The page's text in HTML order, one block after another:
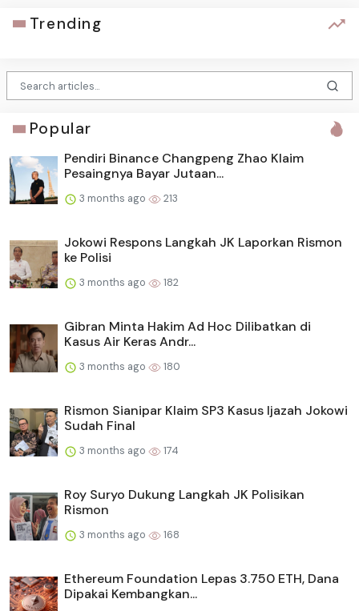
Trending
Popular
Pendiri Binance Changpeng Zhao Klaim
Pesaingnya Bayar Jutaan...
3 months ago 213
Jokowi Respons Langkah JK Laporkan Rismon
ke Polisi
3 months ago 182
Gibran Minta Hakim Ad Hoc Dilibatkan di
Kasus Air Keras Andr...
3 months ago 180
Rismon Sianipar Klaim SP3 Kasus Ijazah Jokowi
Sudah Final
3 months ago 174
Roy Suryo Dukung Langkah JK Polisikan
Rismon
3 months ago 168
Ethereum Foundation Lepas 3.750 ETH, Dana
Dipakai Kembangkan...